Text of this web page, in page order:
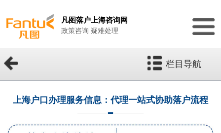
凡图落户上海咨询网
政策咨询 疑难处理
栏目导航
上海户口办理服务信息：代理一站式协助落户流程